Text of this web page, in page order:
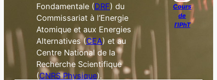
Fondamentale (DRF) du
Commissariat à l’Energie
Atomique et aux Energies
Alternatives (CEA) et au
Centre National de la
Recherche Scientifique
(CNRS Physique).
Cours
de
l’IPhT